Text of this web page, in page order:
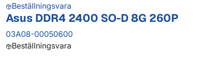
Beställningsvara
Asus DDR4 2400 SO-D 8G 260P
03A08-00050600
Beställningsvara